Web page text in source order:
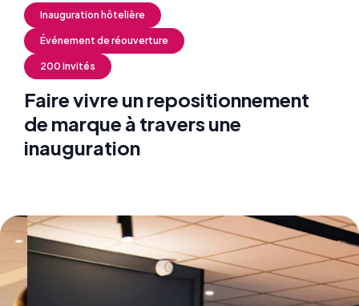
Inauguration hôtelière
Événement de réouverture
200 invités
Faire vivre un repositionnement
de marque à travers une
inauguration